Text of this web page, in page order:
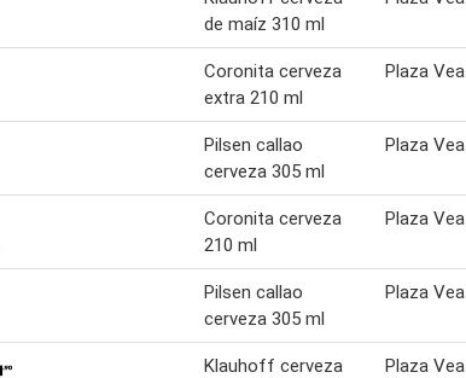
de maíz 310 ml
Coronita cerveza
extra 210 ml
Plaza Vea
Pilsen callao
cerveza 305 ml
Plaza Vea
Coronita cerveza
210 ml
Plaza Vea
Pilsen callao
cerveza 305 ml
Plaza Vea
Klauhoff cerveza
Plaza Vea